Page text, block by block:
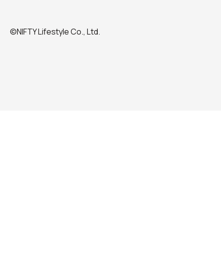
©NIFTY Lifestyle Co., Ltd.